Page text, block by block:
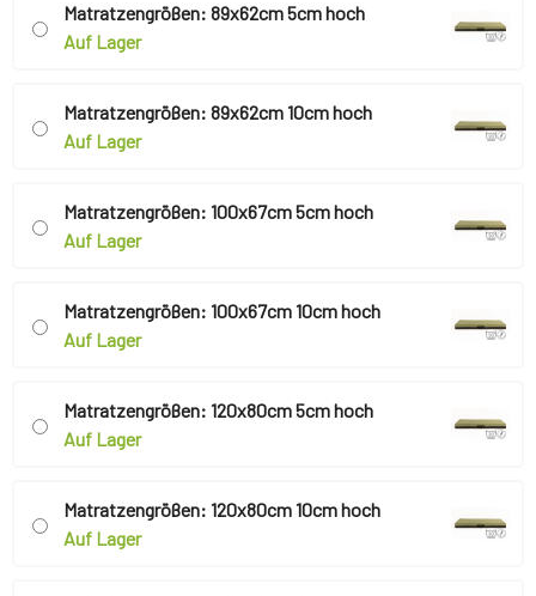
Matratzengrößen: 89x62cm 5cm hoch
Auf Lager
Matratzengrößen: 89x62cm 10cm hoch
Auf Lager
Matratzengrößen: 100x67cm 5cm hoch
Auf Lager
Matratzengrößen: 100x67cm 10cm hoch
Auf Lager
Matratzengrößen: 120x80cm 5cm hoch
Auf Lager
Matratzengrößen: 120x80cm 10cm hoch
Auf Lager